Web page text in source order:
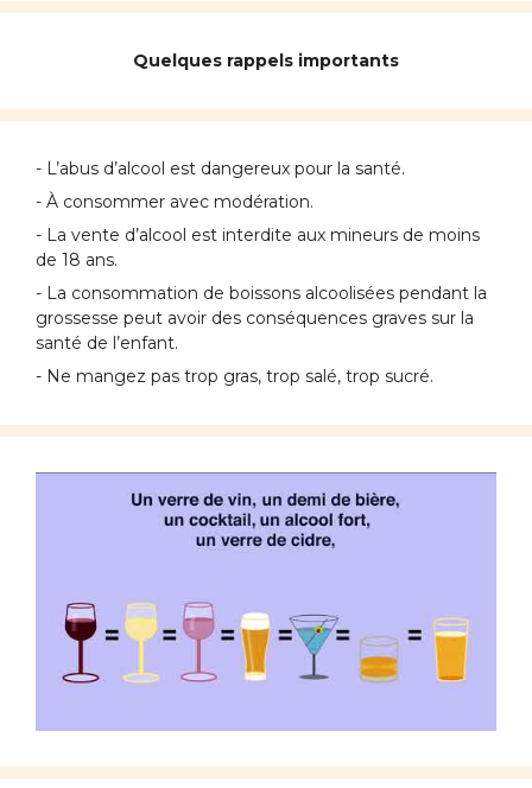
Quelques rappels importants
- L’abus d’alcool est dangereux pour la santé.
- À consommer avec modération.
- La vente d’alcool est interdite aux mineurs de moins
de 18 ans.
- La consommation de boissons alcoolisées pendant la
grossesse peut avoir des conséquences graves sur la
santé de l’enfant.
- Ne mangez pas trop gras, trop salé, trop sucré.